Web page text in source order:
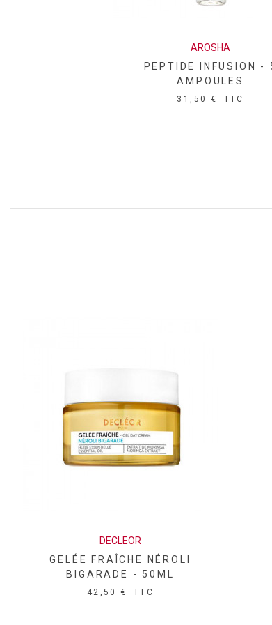
PEPTIDE INFUSION - 5
AMPOULES
TTC
DECLEOR
GELÉE FRAÎCHE NÉROLI
BIGARADE - 50ML
42,50 € TTC